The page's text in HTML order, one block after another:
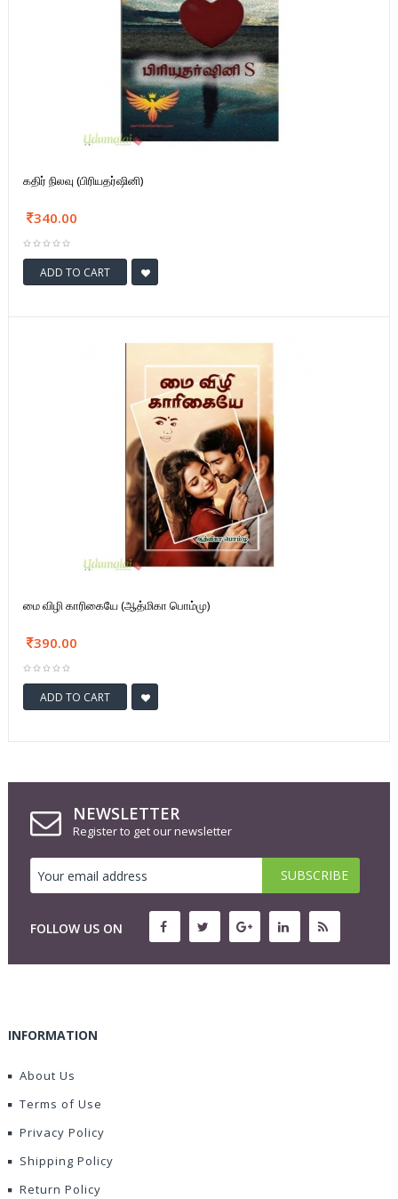
கதிர் நிலவு (பிரியதர்ஷினி)
340.00
ADD TO CART
மை விழி காரிகையே (ஆத்மிகா பொம்மு)
390.00
ADD TO CART
NEWSLETTER
Register to get our newsletter
FOLLOW US ON
INFORMATION
About Us
Terms of Use
Privacy Policy
Shipping Policy
Return Policy